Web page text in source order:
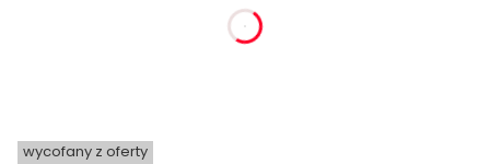
wycofany z oferty